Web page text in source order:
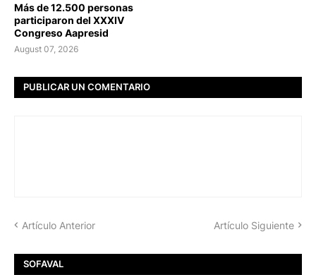
Más de 12.500 personas
participaron del XXXIV
Congreso Aapresid
August 07, 2026
PUBLICAR UN COMENTARIO
Artículo Anterior Artículo Siguiente
SOFAVAL